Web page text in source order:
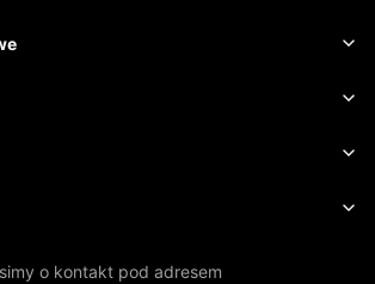
o kontakt pod adresem